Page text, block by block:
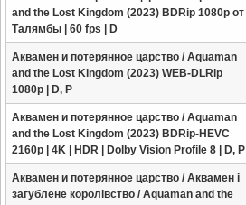
and the Lost Kingdom (2023) BDRip 1080p от
Талямбы | 60 fps | D
Аквамен и потерянное царство / Aquaman
and the Lost Kingdom (2023) WEB-DLRip
1080p | D, P
Аквамен и потерянное царство / Aquaman
and the Lost Kingdom (2023) BDRip-HEVC
2160p | 4K | HDR | Dolby Vision Profile 8 | D, P
Аквамен и потерянное царство / Аквамен і
загублене королівство / Aquaman and the